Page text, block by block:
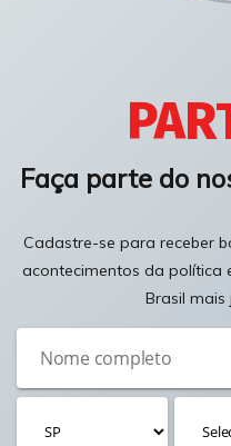
Faça parte do
Cadastre-se para receber
acontecimentos da política
Brasil mais